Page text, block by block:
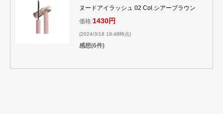
ヌードアイラッシュ 02 Col.シアーブラウン
価格:1430円
(2024/3/18 18:48時点)
感想(6件)